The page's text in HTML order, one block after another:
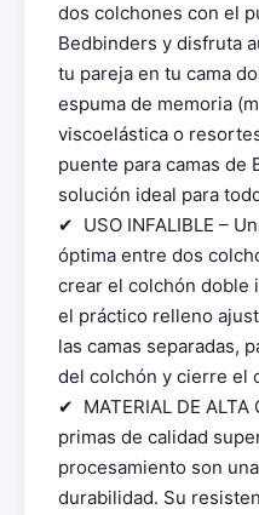
dos colchones con el
Bedbinders y disfruta
tu pareja en tu cama
espuma de memoria
viscoelástica o
puente para camas de
solución ideal para
✔ ️ USO INFALIBLE –
óptima entre dos
crear el colchón doble
el práctico relleno
las camas separadas,
del colchón y cierre el
✔ ️ MATERIAL DE ALTA
primas de calidad
procesamiento son
durabilidad. Su